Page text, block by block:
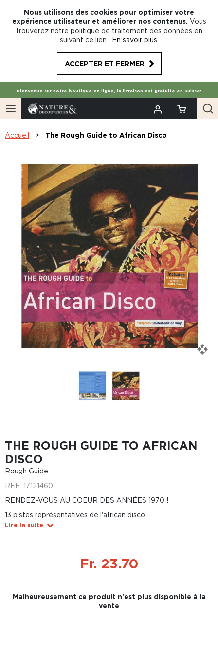
Nous utilisons des cookies pour optimiser votre
expérience utilisateur et améliorer nos contenus. Vous
trouverez notre politique de traitement des données en
suivant ce lien : En savoir plus
ACCEPTER ET FERMER
Bienvenue sur notre boutique en ligne, la livraison est gratuite en Suisse!
Accueil The Rough Guide to African Disco
THE ROUGH GUIDE TO AFRICAN
DISCO
Rough Guide
REF. 17121460
RENDEZ-VOUS AU COEUR DES ANNÉES 1970 !
13 pistes représentatives de l'african disco.
Lire la suite
Fr. 23.70
Malheureusement ce produit n'est plus disponible à la
vente